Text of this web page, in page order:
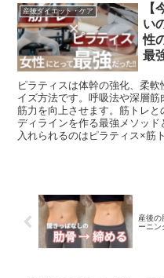
産後ダイエット・ケア
【
い
性
最
ピラティスは体幹の強化、柔
イズ方法です。呼吸法や深層
筋力を向上させます。筋トレ
ディラインを作る最強メソッ
入れられるのはピラティス×筋
産後の
ーニン